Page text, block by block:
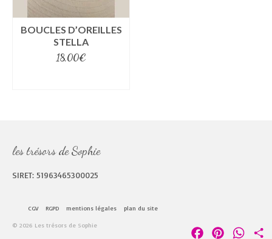
BOUCLES D’OREILLES
STELLA
18,00€
les trésors de Sophie
SIRET: 51963465300025
CGV RGPD mentions légales plan du site
© 2026 Les trésors de Sophie FacebookPinterest